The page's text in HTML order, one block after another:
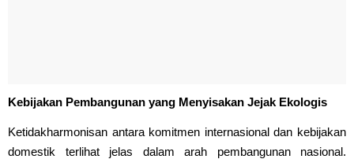
Kebijakan Pembangunan yang Menyisakan Jejak Ekologis
Ketidakharmonisan antara komitmen internasional dan kebijakan
domestik terlihat jelas dalam arah pembangunan nasional.